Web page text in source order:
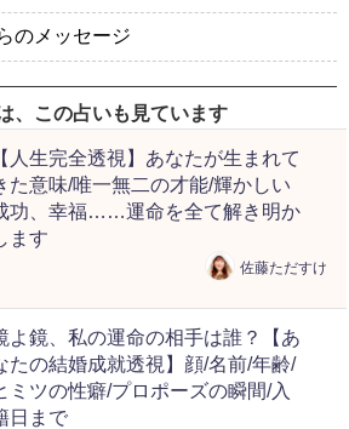
のメッセージ
、この占いも見ています
【人生完全透視】あなたが生まれて
た意味/唯一無二の才能/輝かしい
功、幸福……運命を全て解き明か
ます
佐藤ただすけ
よ鏡、私の運命の相手は誰？【あ
たの結婚成就透視】顔/名前/年齢/
ミツの性癖/プロポーズの瞬間/入
日まで